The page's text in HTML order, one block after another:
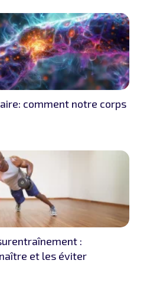
comment notre corps
:
et les éviter